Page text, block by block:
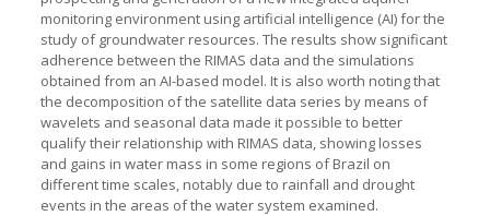
monitoring environment using artificial intelligence (AI) for the
study of groundwater resources. The results show significant
adherence between the RIMAS data and the simulations
obtained from an AI-based model. It is also worth noting that
the decomposition of the satellite data series by means of
wavelets and seasonal data made it possible to better
qualify their relationship with RIMAS data, showing losses
and gains in water mass in some regions of Brazil on
different time scales, notably due to rainfall and drought
events in the areas of the water system examined.